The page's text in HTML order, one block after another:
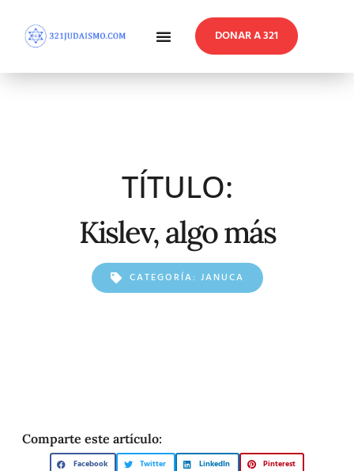
DONAR A 321
TÍTULO:
Kislev, algo más
CATEGORÍA: JANUCA
Comparte este artículo:
Facebook Twitter LinkedIn Pinterest